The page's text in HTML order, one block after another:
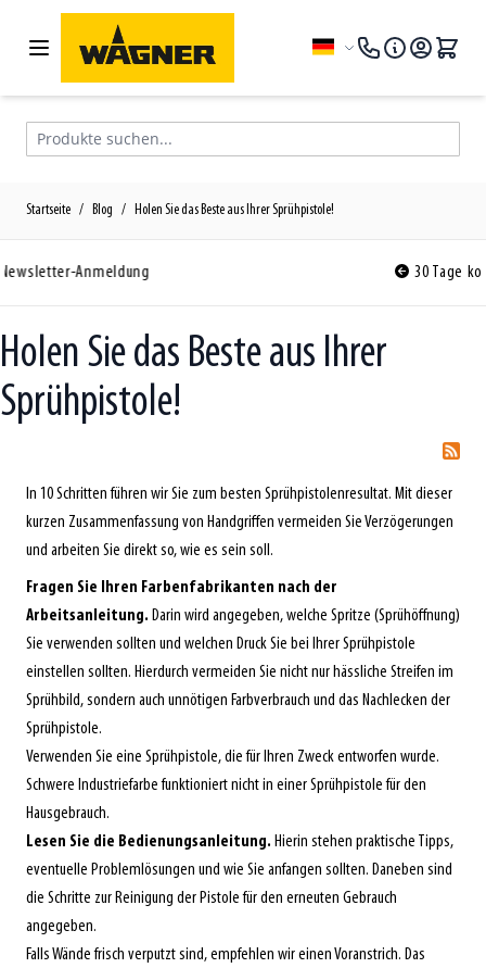
Zum Inhalt springen
Sprache
Produkte suchen...
Startseite / Blog / Holen Sie das Beste aus Ihrer Sprühpistole!
30 Tage kostenlose Rückgabe
Holen Sie das Beste aus Ihrer
Sprühpistole!
In 10 Schritten führen wir Sie zum besten Sprühpistolenresultat. Mit dieser
kurzen Zusammenfassung von Handgriffen vermeiden Sie Verzögerungen
und arbeiten Sie direkt so, wie es sein soll.
Fragen Sie Ihren Farbenfabrikanten nach der
Arbeitsanleitung. Darin wird angegeben, welche Spritze (Sprühöffnung)
Sie verwenden sollten und welchen Druck Sie bei Ihrer Sprühpistole
einstellen sollten. Hierdurch vermeiden Sie nicht nur hässliche Streifen im
Sprühbild, sondern auch unnötigen Farbverbrauch und das Nachlecken der
Sprühpistole.
Verwenden Sie eine Sprühpistole, die für Ihren Zweck entworfen wurde.
Schwere Industriefarbe funktioniert nicht in einer Sprühpistole für den
Hausgebrauch.
Lesen Sie die Bedienungsanleitung. Hierin stehen praktische Tipps,
eventuelle Problemlösungen und wie Sie anfangen sollten. Daneben sind
die Schritte zur Reinigung der Pistole für den erneuten Gebrauch
angegeben.
Falls Wände frisch verputzt sind, empfehlen wir einen Voranstrich. Das